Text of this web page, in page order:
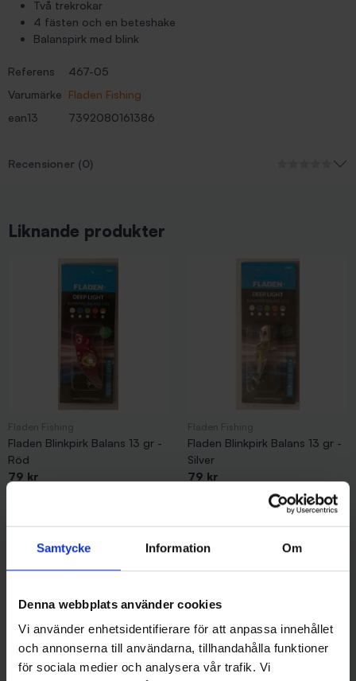
Samtycke Information Om
Denna webbplats använder cookies
Vi använder enhetsidentifierare för att anpassa innehållet
och annonserna till användarna, tillhandahålla funktioner
för sociala medier och analysera vår trafik. Vi
Två trekrokar
4 fästen och en beteshake
Balanspirk med blink
Referens
467-05
Varumärke Fladen Fishing
ean13
7392080161386
Recensioner (0)
Liknande produkter
Fladen Blinkpirk Balans 13 gr -
Röd
79 kr
Fladen Blinkpirk Balans 13 gr -
Silver
79 kr